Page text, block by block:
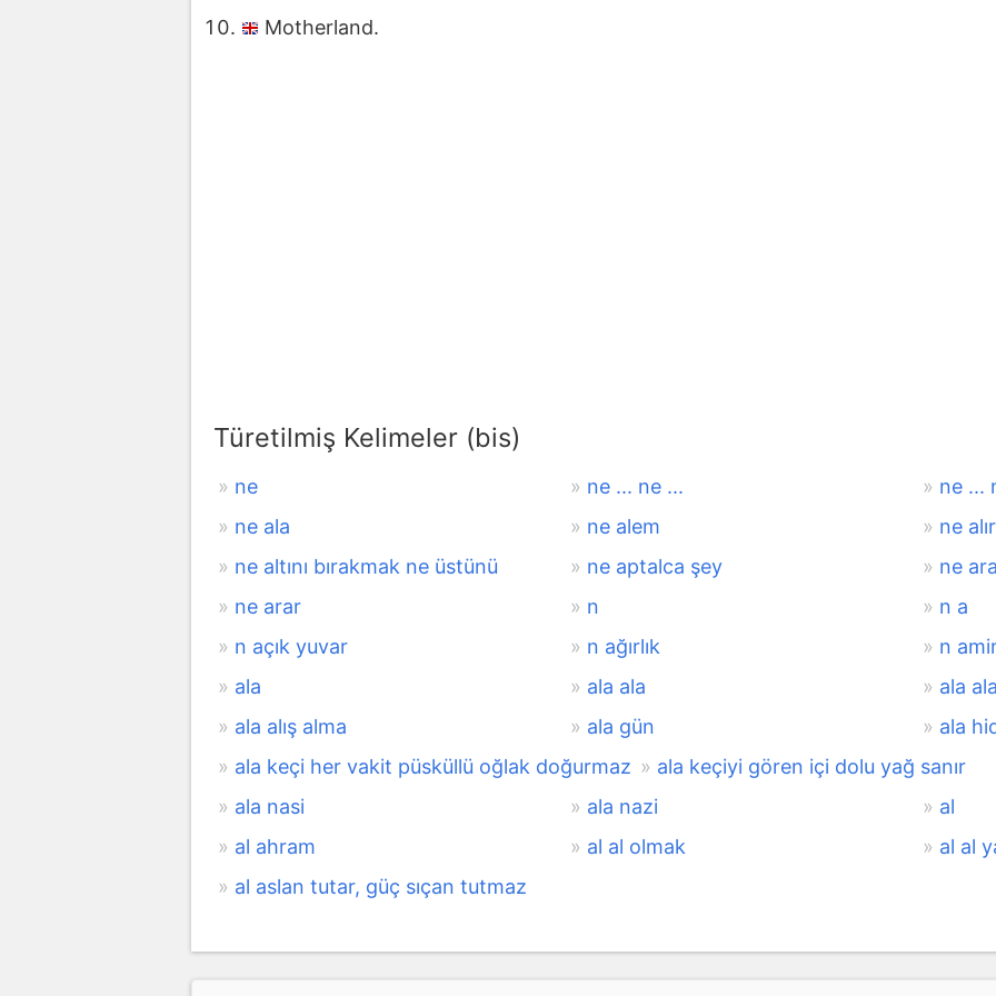
Motherland.
Türetilmiş Kelimeler (bis)
ne ne ... ne ...
ne ...
ne ala
ne alem
ne
ne altını bırakmak ne üstünü
ne aptalca şey
ne
ne arar
n
n a
n açık yuvar
n ağırlık
n
ala
ala ala
ala
ala alış alma
ala gün
ala
ala keçi her vakit püsküllü oğlak doğurmaz
ala keçiyi gören içi dolu yağ sanır
ala nasi
ala nazi
al
al ahram
al al olmak
al al
al aslan tutar, güç sıçan tutmaz